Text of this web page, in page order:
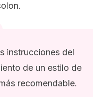
instrucciones del
de un estilo de
recomendable.